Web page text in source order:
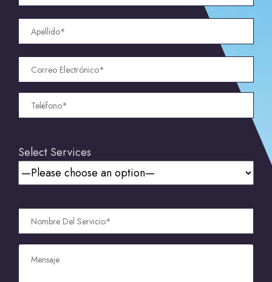
Select Services